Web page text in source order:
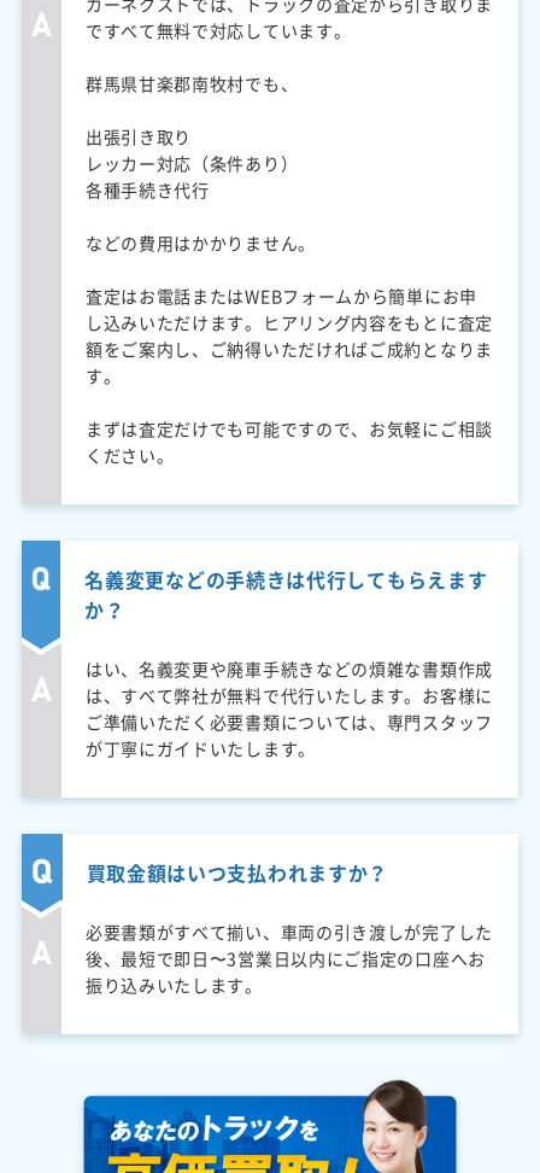
ですべて無料で対応しています。
群馬県甘楽郡南牧村でも、
出張引き取り
レッカー対応（条件あり）
各種手続き代行
などの費用はかかりません。
査定はお電話またはWEBフォームから簡単にお申
し込みいただけます。ヒアリング内容をもとに査定
額をご案内し、ご納得いただければご成約となりま
す。
まずは査定だけでも可能ですので、お気軽にご相談
ください。
名義変更などの手続きは代行してもらえます
か？
はい、名義変更や廃車手続きなどの煩雑な書類作成
は、すべて弊社が無料で代行いたします。お客様に
ご準備いただく必要書類については、専門スタッフ
が丁寧にガイドいたします。
買取金額はいつ支払われますか？
必要書類がすべて揃い、車両の引き渡しが完了した
後、最短で即日〜3営業日以内にご指定の口座へお
振り込みいたします。